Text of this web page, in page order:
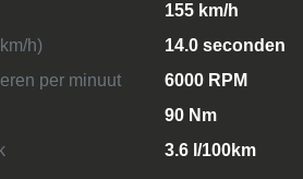
155 km/h
h)
14.0 seconden
per minuut
6000 RPM
90 Nm
3.6 l/100km